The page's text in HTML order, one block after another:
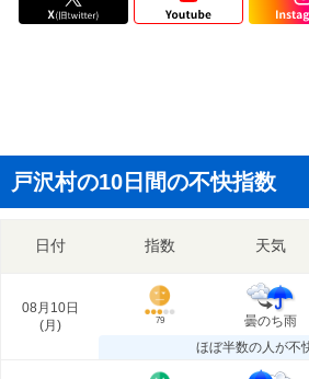
戸沢村の10日間の不快指数
日付 指数 天気
08月10日
(月 ) 79 曇のち雨
ほぼ半数の人が不